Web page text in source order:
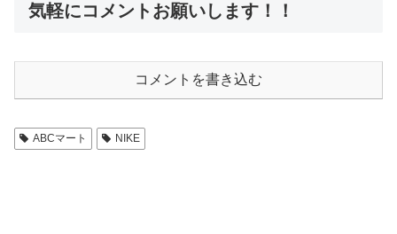
気軽にコメントお願いします！！
コメントを書き込む
ABCマート NIKE